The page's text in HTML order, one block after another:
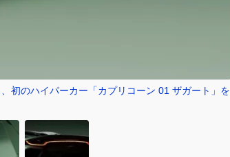
初のハイパーカー「カプリコーン 01 ザガート」を